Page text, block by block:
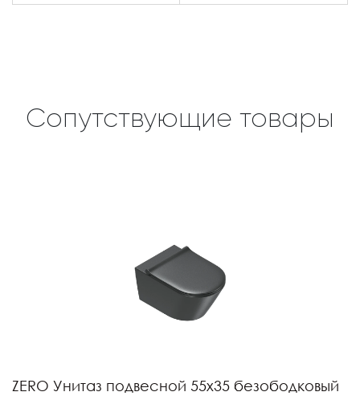
Сопутствующие товары
ZERO Унитаз подвесной 55х35 безободковый